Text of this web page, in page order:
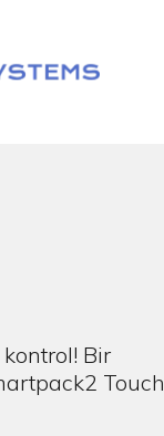
kontrol! Bir
Touch